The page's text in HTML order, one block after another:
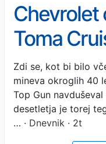
Chevrolet
Toma
navdušil,
še zase
Zdi se, kot bi bilo
mineva okroglih 40
Top Gun
desetletja je torej
… · Dnevnik · 2t